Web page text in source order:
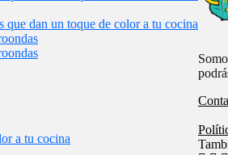
que dan un toque de color a tu cocina